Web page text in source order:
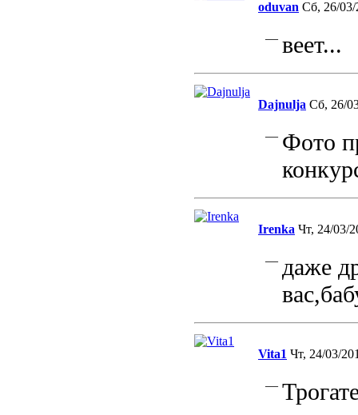
oduvan Сб, 26/03/
— веет...
Dajnulja Сб, 26/
— Фото
Irenka Чт, 24/03/
— даже
Vita1 Чт, 24/03/
—